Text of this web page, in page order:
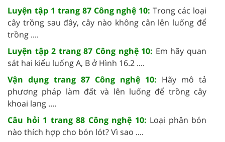
Luyện tập 1 trang 87 Công nghệ 10: Trong các loại
cây trồng sau đây, cây nào không cân lên luống để
trồng ....
Luyện tập 2 trang 87 Công nghệ 10: Em hãy quan
sát hai kiểu luống A, B ở Hình 16.2 ....
Vận dụng trang 87 Công nghệ 10: Hãy mô tả
phương pháp làm đất và lên luống để trồng cây
khoai lang ....
Câu hỏi 1 trang 88 Công nghệ 10: Loại phân bón
nào thích hợp cho bón lót? Vì sao ....